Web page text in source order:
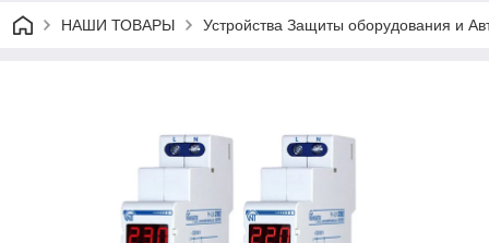
НАШИ ТОВАРЫ Устройства Защиты оборудования и